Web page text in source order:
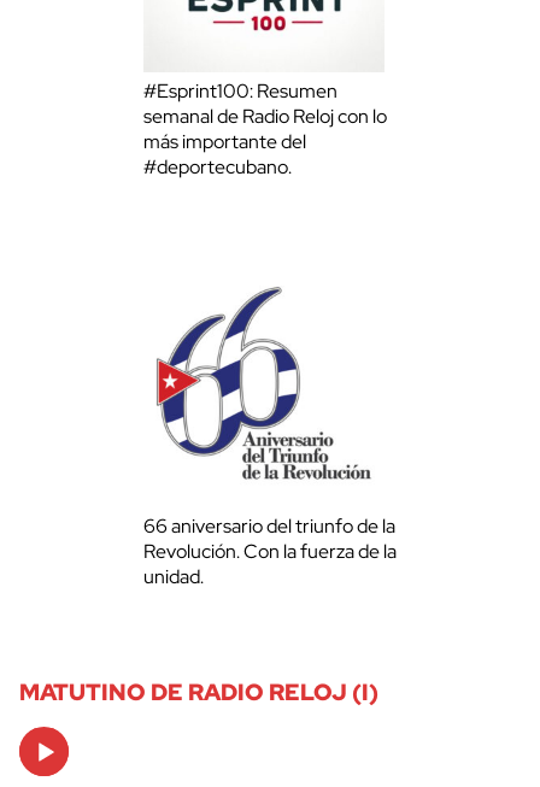
#Esprint100: Resumen
semanal de Radio Reloj con lo
más importante del
#deportecubano.
66 aniversario del triunfo de la
Revolución. Con la fuerza de la
unidad.
MATUTINO DE RADIO RELOJ (I)
Audio
Player